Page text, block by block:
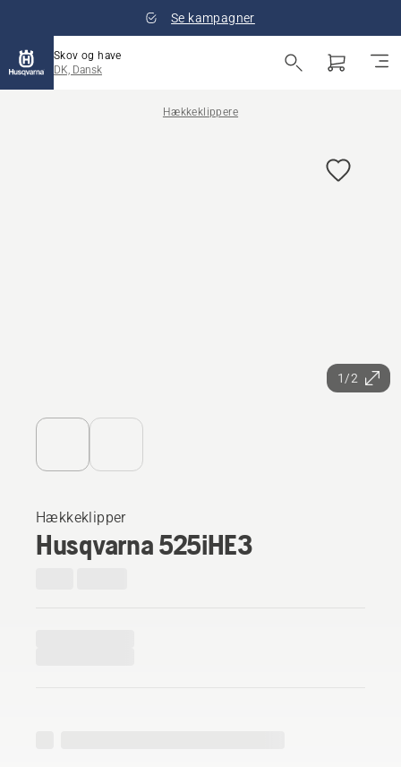
Se kampagner
Skov og have
DK, Dansk
Hækkeklippere
1/2
Hækkeklipper
Husqvarna 525iHE3